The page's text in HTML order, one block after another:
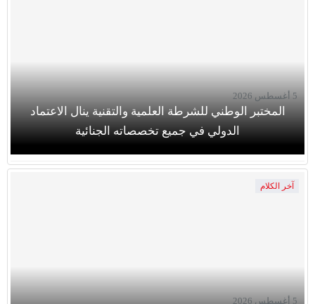
المختبر الوطني للشرطة العلمية والتقنية ينال الاعتماد
الدولي في جميع تخصصاته الجنائية
5 أغسطس 2026
آخر الكلام
5 أغسطس 2026